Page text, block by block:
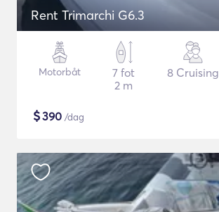
Rent Trimarchi G6.3
Motorbåt
7 fot
2 m
8 Cruising
$390 /dag